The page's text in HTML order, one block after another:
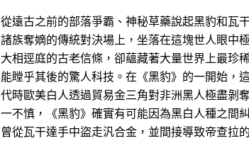
從遠古之前的部落爭霸、神秘草藥說起黑豹和瓦
諸族奪嫡的傳統對決場上，坐落在這塊世人眼中
大相逕庭的古老信條，卻蘊藏著大量世界上最珍
能瞠乎其後的驚人科技。在《黑豹》的一開始，
代時歐美白人透過貿易金三角對非洲黑人極盡剝
一不慎，《黑豹》確實有可能因為黑白人種之間
曾從瓦干達手中盜走汎合金，並間接導致帝查拉